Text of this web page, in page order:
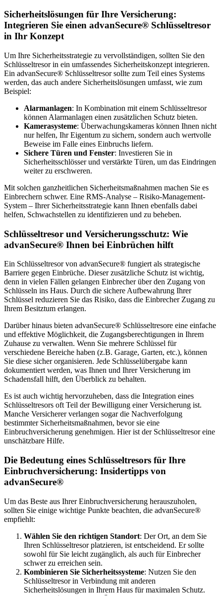
Sicherheitslösungen für Ihre Versicherung:
Integrieren Sie einen advanSecure® Schlüsseltresor
in Ihr Konzept
Um Ihre Sicherheitsstrategie zu vervollständigen, sollten Sie den
Schlüsseltresor in ein umfassendes Sicherheitskonzept integrieren.
Ein advanSecure® Schlüsseltresor sollte zum Teil eines Systems
werden, das auch andere Sicherheitslösungen umfasst, wie zum
Beispiel:
Alarmanlagen: In Kombination mit einem Schlüsseltresor
können Alarmanlagen einen zusätzlichen Schutz bieten.
Kamerasysteme: Überwachungskameras können Ihnen nicht
nur helfen, Ihr Eigentum zu sichern, sondern auch wertvolle
Beweise im Falle eines Einbruchs liefern.
Sichere Türen und Fenster: Investieren Sie in
Sicherheitsschlösser und verstärkte Türen, um das Eindringen
weiter zu erschweren.
Mit solchen ganzheitlichen Sicherheitsmaßnahmen machen Sie es
Einbrechern schwer. Eine RMS-Analyse – Risiko-Management-
System – Ihrer Sicherheitsstrategie kann Ihnen ebenfalls dabei
helfen, Schwachstellen zu identifizieren und zu beheben.
Schlüsseltresor und Versicherungsschutz: Wie
advanSecure® Ihnen bei Einbrüchen hilft
Ein Schlüsseltresor von advanSecure® fungiert als strategische
Barriere gegen Einbrüche. Dieser zusätzliche Schutz ist wichtig,
denn in vielen Fällen gelangen Einbrecher über den Zugang von
Schlüsseln ins Haus. Durch die sichere Aufbewahrung Ihrer
Schlüssel reduzieren Sie das Risiko, dass die Einbrecher Zugang zu
Ihrem Besitztum erlangen.
Darüber hinaus bieten advanSecure® Schlüsseltresore eine einfache
und effektive Möglichkeit, die Zugangsberechtigungen in Ihrem
Zuhause zu verwalten. Wenn Sie mehrere Schlüssel für
verschiedene Bereiche haben (z.B. Garage, Garten, etc.), können
Sie diese sicher organisieren. Jede Schlüsselübergabe kann
dokumentiert werden, was Ihnen und Ihrer Versicherung im
Schadensfall hilft, den Überblick zu behalten.
Es ist auch wichtig hervorzuheben, dass die Integration eines
Schlüsseltresors oft Teil der Bewilligung einer Versicherung ist.
Manche Versicherer verlangen sogar die Nachverfolgung
bestimmter Sicherheitsmaßnahmen, bevor sie eine
Einbruchversicherung genehmigen. Hier ist der Schlüsseltresor eine
unschätzbare Hilfe.
Die Bedeutung eines Schlüsseltresors für Ihre
Einbruchversicherung: Insidertipps von
advanSecure®
Um das Beste aus Ihrer Einbruchversicherung herauszuholen,
sollten Sie einige wichtige Punkte beachten, die advanSecure®
empfiehlt:
Wählen Sie den richtigen Standort: Der Ort, an dem Sie
Ihren Schlüsseltresor platzieren, ist entscheidend. Er sollte
sowohl für Sie leicht zugänglich, als auch für Einbrecher
schwer zu erreichen sein.
Kombinieren Sie Sicherheitssysteme: Nutzen Sie den
Schlüsseltresor in Verbindung mit anderen
Sicherheitslösungen in Ihrem Haus für maximalen Schutz.